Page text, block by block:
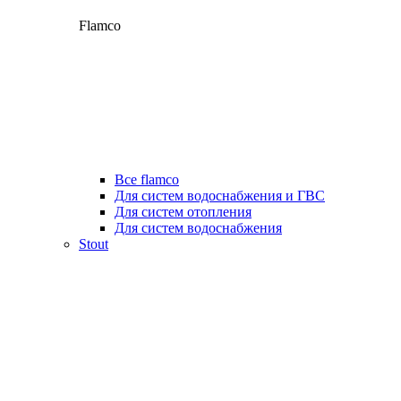
Flamco
Все flamco
Для систем водоснабжения и ГВС
Для систем отопления
Для систем водоснабжения
Stout